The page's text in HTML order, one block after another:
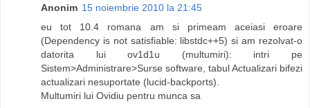
Anonim 15 noiembrie 2010 la 21:45
eu tot 10.4 romana am si primeam aceiasi eroare
(Dependency is not satisfiable: libstdc++5) si am rezolvat-o
datorita lui ov1d1u (multumiri): intri pe
Sistem>Administrare>Surse software, tabul Actualizari bifezi
actualizari nesuportate (lucid-backports).
Multumiri lui Ovidiu pentru munca sa